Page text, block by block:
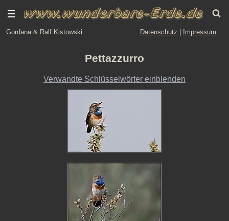
Gordana & Ralf Kistowski Datenschutz Impressum
Pettazzurro
Verwandte Schlüsselwörter einblenden